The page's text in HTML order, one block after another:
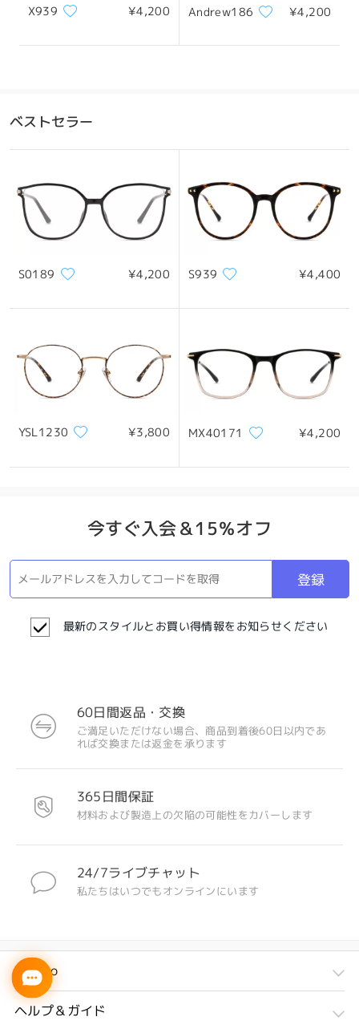
快適なかけ心地には適切なフィット感が非常に重要で
せんでした。
ただきます。メールが迷惑メールフォルダに振り分け
ください。
全てのレビューを読む
レビューを書く
X939 ¥4,200 Andrew186 ¥4,200
ベストセラー
S0189 ¥4,200 S939 ¥4,400
YSL1230 ¥3,800 MX40171 ¥4,200
今すぐ入会＆15％オフ
登録
最新のスタイルとお買い得情報をお知らせください
60日間返品・交換
ご満足いただけない場合、商品到着後60日以内であ
れば交換または返金を承ります
365日間保証
材料および製造上の欠陥の可能性をカバーします
24/7ライブチャット
私たちはいつでもオンラインにいます
Firmoo
ヘルプ＆ガイド